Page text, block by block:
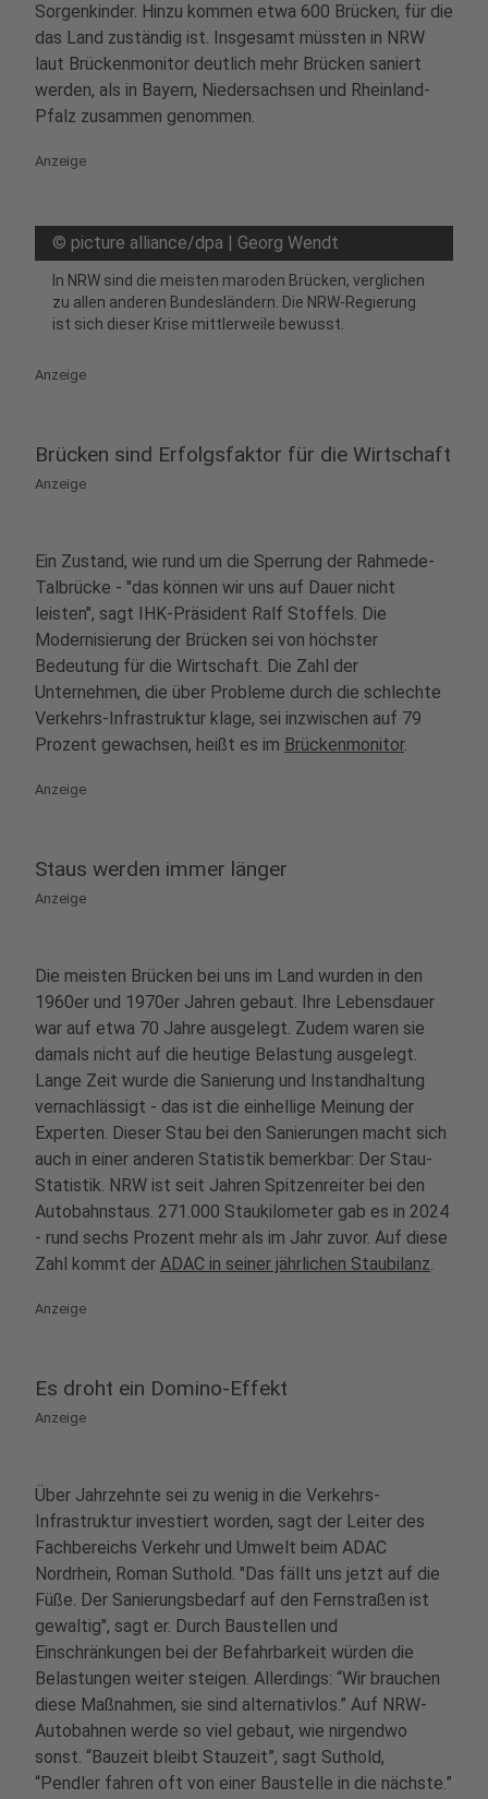
Sorgenkinder. Hinzu kommen etwa 600 Brücken, für die
das Land zuständig ist. Insgesamt müssten in NRW
laut Brückenmonitor deutlich mehr Brücken saniert
werden, als in Bayern, Niedersachsen und Rheinland-
Pfalz zusammen genommen.
Anzeige
© picture alliance/dpa | Georg Wendt
In NRW sind die meisten maroden Brücken, verglichen
zu allen anderen Bundesländern. Die NRW-Regierung
ist sich dieser Krise mittlerweile bewusst.
Anzeige
Brücken sind Erfolgsfaktor für die Wirtschaft
Anzeige
Ein Zustand, wie rund um die Sperrung der Rahmede-
Talbrücke - "das können wir uns auf Dauer nicht
leisten", sagt IHK-Präsident Ralf Stoffels. Die
Modernisierung der Brücken sei von höchster
Bedeutung für die Wirtschaft. Die Zahl der
Unternehmen, die über Probleme durch die schlechte
Verkehrs-Infrastruktur klage, sei inzwischen auf 79
Prozent gewachsen, heißt es im Brückenmonitor.
Anzeige
Staus werden immer länger
Anzeige
Die meisten Brücken bei uns im Land wurden in den
1960er und 1970er Jahren gebaut. Ihre Lebensdauer
war auf etwa 70 Jahre ausgelegt. Zudem waren sie
damals nicht auf die heutige Belastung ausgelegt.
Lange Zeit wurde die Sanierung und Instandhaltung
vernachlässigt - das ist die einhellige Meinung der
Experten. Dieser Stau bei den Sanierungen macht sich
auch in einer anderen Statistik bemerkbar: Der Stau-
Statistik. NRW ist seit Jahren Spitzenreiter bei den
Autobahnstaus. 271.000 Staukilometer gab es in 2024
- rund sechs Prozent mehr als im Jahr zuvor. Auf diese
Zahl kommt der ADAC in seiner jährlichen Staubilanz.
Anzeige
Es droht ein Domino-Effekt
Anzeige
Über Jahrzehnte sei zu wenig in die Verkehrs-
Infrastruktur investiert worden, sagt der Leiter des
Fachbereichs Verkehr und Umwelt beim ADAC
Nordrhein, Roman Suthold. "Das fällt uns jetzt auf die
Füße. Der Sanierungsbedarf auf den Fernstraßen ist
gewaltig", sagt er. Durch Baustellen und
Einschränkungen bei der Befahrbarkeit würden die
Belastungen weiter steigen. Allerdings: “Wir brauchen
diese Maßnahmen, sie sind alternativlos.” Auf NRW-
Autobahnen werde so viel gebaut, wie nirgendwo
sonst. “Bauzeit bleibt Stauzeit”, sagt Suthold,
“Pendler fahren oft von einer Baustelle in die nächste.”